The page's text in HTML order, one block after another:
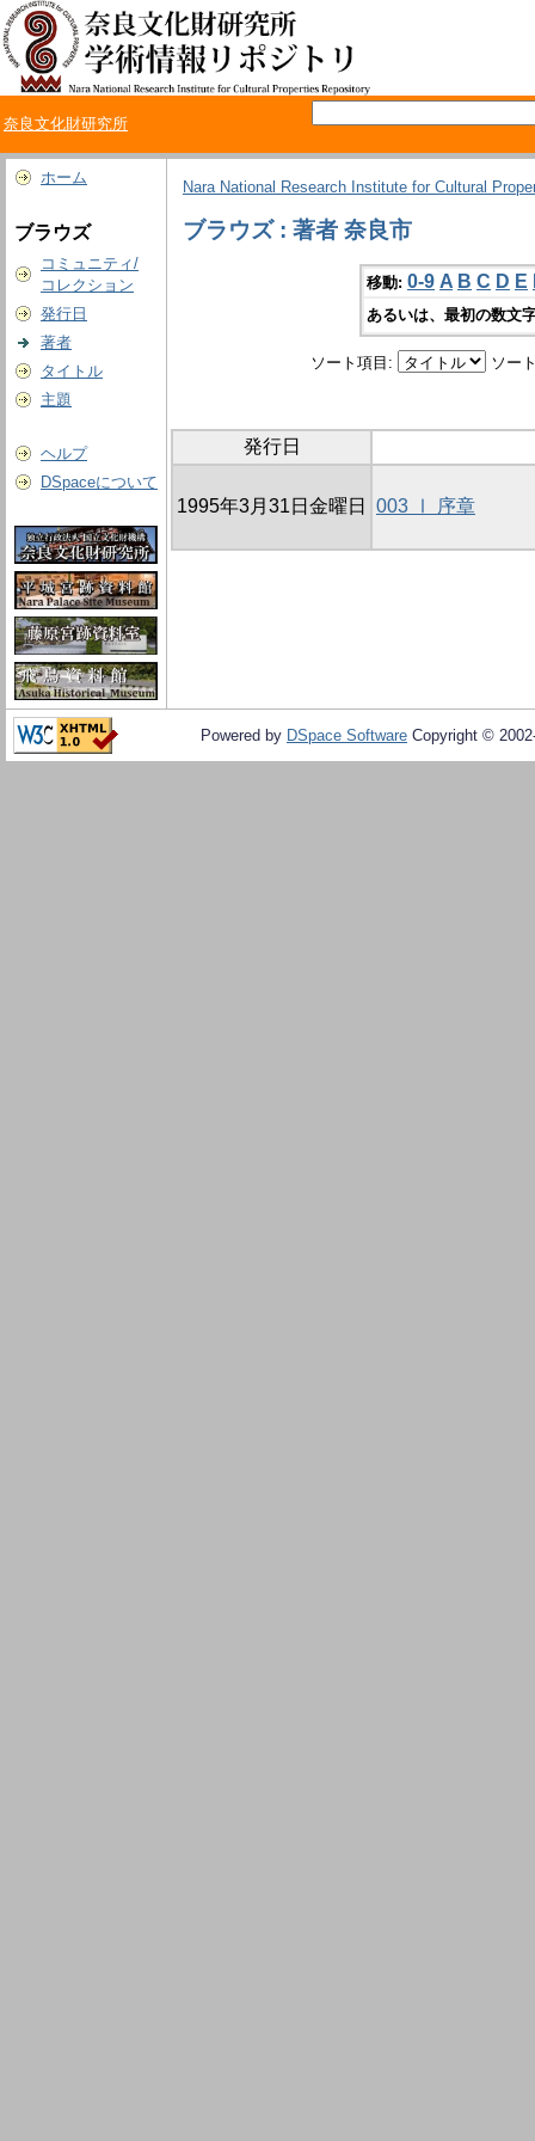
奈良文化財研究所
ホーム
ブラウズ
コミュニティ/
コレクション
発行日
著者
タイトル
主題
ヘルプ
DSpaceについて
Nara National Research Institute for Cultural
ブラウズ : 著者 奈良市
移動: 0-9 A B C D E
あるいは、最初の数文
ソート項目: ソー
発行日
1995年3月31日金曜日 003 Ⅰ 序章
Powered by DSpace Software Copyright ©